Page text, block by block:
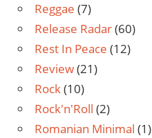
Reggae (7)
Release Radar(60)
Rest In Peace (12)
Review(21)
Rock(10)
Rock'n'Roll (2)
Romanian Minimal (1)